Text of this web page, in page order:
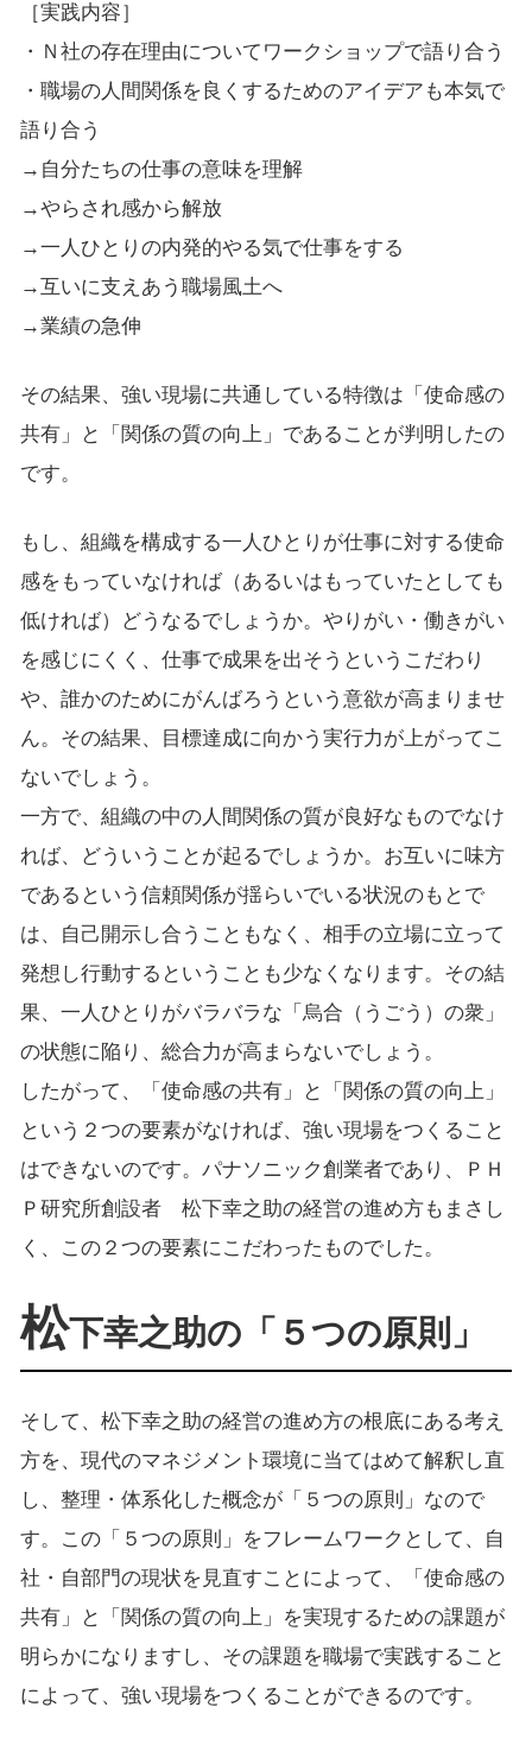
［実践内容］
・Ｎ社の存在理由についてワークショップで語り合う
・職場の人間関係を良くするためのアイデアも本気で
語り合う
→自分たちの仕事の意味を理解
→やらされ感から解放
→一人ひとりの内発的やる気で仕事をする
→互いに支えあう職場風土へ
→業績の急伸
その結果、強い現場に共通している特徴は「使命感の
共有」と「関係の質の向上」であることが判明したの
です。
もし、組織を構成する一人ひとりが仕事に対する使命
感をもっていなければ（あるいはもっていたとしても
低ければ）どうなるでしょうか。やりがい・働きがい
を感じにくく、仕事で成果を出そうというこだわり
や、誰かのためにがんばろうという意欲が高まりませ
ん。その結果、目標達成に向かう実行力が上がってこ
ないでしょう。
一方で、組織の中の人間関係の質が良好なものでなけ
れば、どういうことが起るでしょうか。お互いに味方
であるという信頼関係が揺らいでいる状況のもとで
は、自己開示し合うこともなく、相手の立場に立って
発想し行動するということも少なくなります。その結
果、一人ひとりがバラバラな「烏合（うごう）の衆」
の状態に陥り、総合力が高まらないでしょう。
したがって、「使命感の共有」と「関係の質の向上」
という２つの要素がなければ、強い現場をつくること
はできないのです。パナソニック創業者であり、ＰＨ
Ｐ研究所創設者 松下幸之助の経営の進め方もまさし
く、この２つの要素にこだわったものでした。
松下幸之助の「５つの原則」
そして、松下幸之助の経営の進め方の根底にある考え
方を、現代のマネジメント環境に当てはめて解釈し直
し、整理・体系化した概念が「５つの原則」なので
す。この「５つの原則」をフレームワークとして、自
社・自部門の現状を見直すことによって、「使命感の
共有」と「関係の質の向上」を実現するための課題が
明らかになりますし、その課題を職場で実践すること
によって、強い現場をつくることができるのです。